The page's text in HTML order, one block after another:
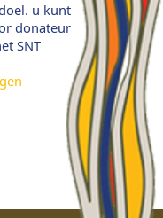
u kunt
donateur
SNT